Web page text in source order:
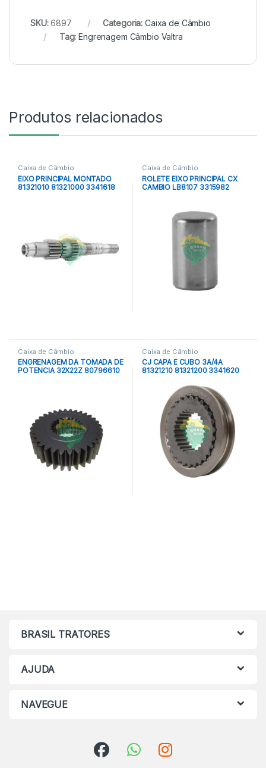
SKU:6897 Categoria: Caixa de Câmbio
Tag:Engrenagem Câmbio Valtra
Produtos relacionados
Caixa de Câmbio
EIXO PRINCIPAL MONTADO
81321010 81321000 3341618
Caixa de Câmbio
ROLETE EIXO PRINCIPAL CX
CAMBIO LB8107 3315982
Caixa de Câmbio
ENGRENAGEM DA TOMADA DE
POTENCIA 32X22Z 80796610
Caixa de Câmbio
CJ CAPA E CUBO 3A/4A
81321210 81321200 3341620
BRASIL TRATORES
AJUDA
NAVEGUE